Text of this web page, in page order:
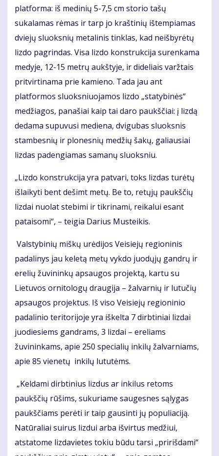
platforma: iš medinių 5-7,5 cm storio tašų
sukalamas rėmas ir tarp jo kraštinių ištempiamas
dviejų sluoksnių metalinis tinklas, kad neišbyrėtų
lizdo pagrindas. Visa lizdo konstrukcija surenkama
medyje, 12-15 metrų aukštyje, ir dideliais varžtais
pritvirtinama prie kamieno. Tada jau ant
platformos sluoksniuojamos lizdo „statybinės“
medžiagos, panašiai kaip tai daro paukščiai: į lizdą
dedama supuvusi mediena, dvigubas sluoksnis
stambesnių ir plonesnių medžių šakų, galiausiai
lizdas padengiamas samanų sluoksniu.
„Lizdo konstrukcija yra patvari, toks lizdas turėtų
išlaikyti bent dešimt metų. Be to, retųjų paukščių
lizdai nuolat stebimi ir tikrinami, reikalui esant
pataisomi“, – teigia Darius Musteikis.
Valstybinių miškų urėdijos Veisiejų regioninis
padalinys jau keletą metų vykdo juodųjų gandrų ir
erelių žuvininkų apsaugos projektą, kartu su
Lietuvos ornitologų draugija – žalvarnių ir lutučių
apsaugos projektus. Iš viso Veisiejų regioninio
padalinio teritorijoje yra iškelta 7 dirbtiniai lizdai
juodiesiems gandrams, 3 lizdai – ereliams
žuvininkams, apie 250 specialių inkilų žalvarniams,
apie 85 vienetų inkilų lututėms.
„Keldami dirbtinius lizdus ar inkilus retoms
paukščių rūšims, sukuriame saugesnes sąlygas
paukščiams perėti ir taip gausinti jų populiaciją.
Natūraliai suirus lizdui arba išvirtus medžiui,
atstatome lizdavietes tokiu būdu tarsi „pririšdami“